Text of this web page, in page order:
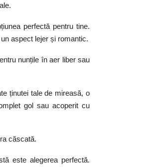
perfectă pentru tine.
aspect lejer și romantic.
nunțile în aer liber sau
ținutei tale de mireasă, o
gol sau acoperit cu
căscată.
este alegerea perfectă.